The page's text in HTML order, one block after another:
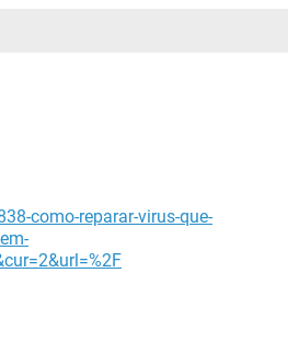
como-reparar-virus-que-